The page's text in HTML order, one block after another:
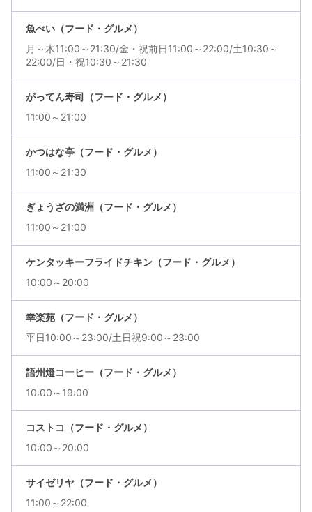
魚べい（フード・グルメ）
月～木11:00～21:30/金・祝前日11:00～22:00/土10:30～
22:00/日・祝10:30～21:30
がってん寿司（フード・グルメ）
11:00～21:00
かつはな亭（フード・グルメ）
11:00～21:30
ぎょうざの満洲（フード・グルメ）
11:00～21:00
ケンタッキーフライドチキン（フード・グルメ）
10:00～20:00
幸楽苑（フード・グルメ）
平日10:00～23:00/土日祝9:00～23:00
語州燈コーヒー（フード・グルメ）
10:00～19:00
コストコ（フード・グルメ）
10:00～20:00
サイゼリヤ（フード・グルメ）
11:00～22:00